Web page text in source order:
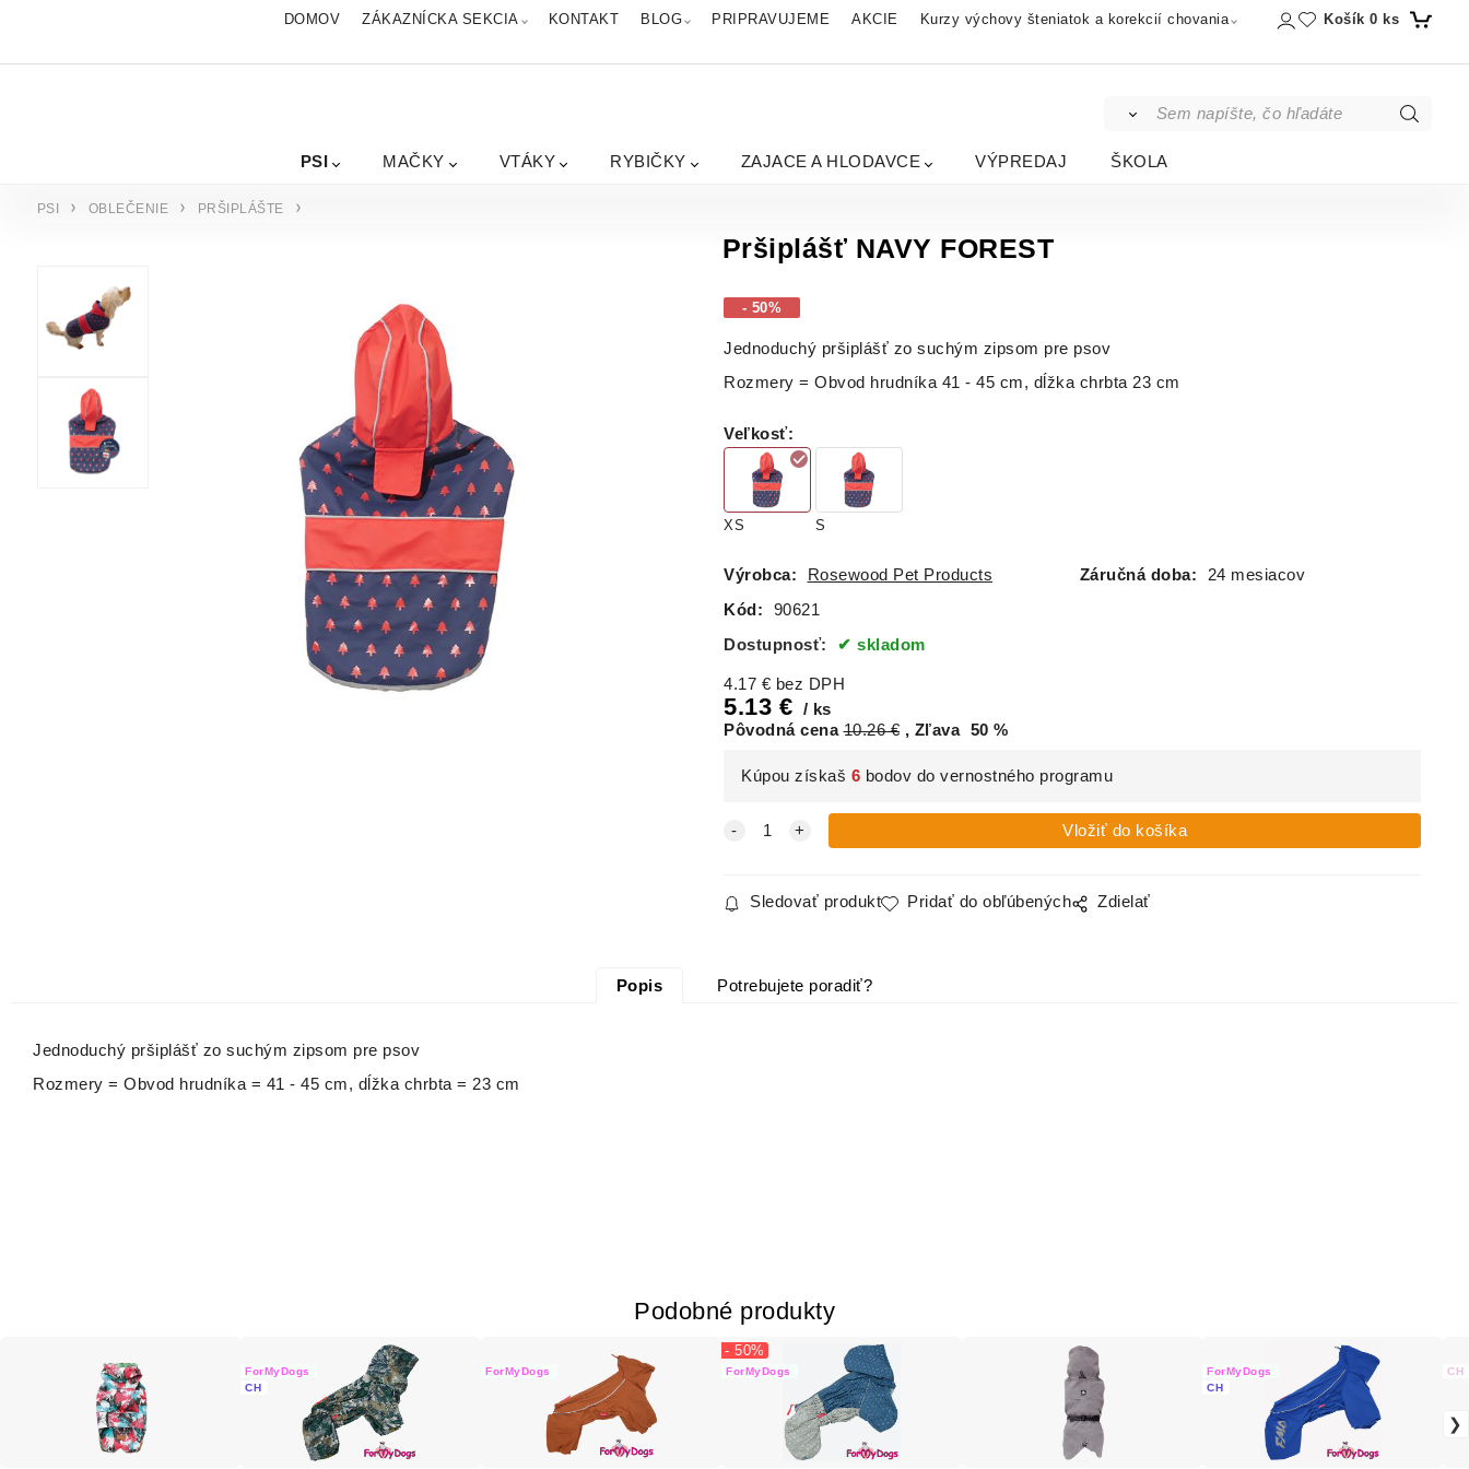
DOMOV ZÁKAZNÍCKA SEKCIA KONTAKT BLOG PRIPRAVUJEME AKCIE Kurzy výchovy šteniatok a korekcií chovania Košík 0 ks
PSI MAČKY VTÁKY RYBIČKY ZAJACE A HLODAVCE VÝPREDAJ ŠKOLA
PSI OBLEČENIE PRŠIPLÁŠTE
Pršiplášť NAVY FOREST
- 50%
Jednoduchý pršiplášť zo suchým zipsom pre psov
Rozmery = Obvod hrudníka 41 - 45 cm, dĺžka chrbta 23 cm
Veľkosť:
XS S
Výrobca: Rosewood Pet Products Záručná doba:
24 mesiacov
Kód:
90621
Dostupnosť:
skladom
4.17 € bez DPH
5.13 €
ks
Pôvodná cena 10.26€ Zľava 50 %
Kúpou získaš 6 bodov do vernostného programu
Sledovať produkt Pridať do obľúbených Zdielať
Popis Potrebujete poradiť?
Jednoduchý pršiplášť zo suchým zipsom pre psov
Rozmery = Obvod hrudníka = 41 - 45 cm, dĺžka chrbta = 23 cm
Podobné produkty
ForMyDogs
CH
ForMyDogs ForMyDogs
- 50%
ForMyDogs
CH
CH